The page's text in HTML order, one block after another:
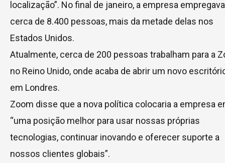
localização”. No final de janeiro, a empresa empregava
cerca de 8.400 pessoas, mais da metade delas nos
Estados Unidos.
Atualmente, cerca de 200 pessoas trabalham para a
no Reino Unido, onde acaba de abrir um novo
em Londres.
Zoom disse que a nova política colocaria a empresa
“uma posição melhor para usar nossas próprias
tecnologias, continuar inovando e oferecer suporte a
nossos clientes globais”.